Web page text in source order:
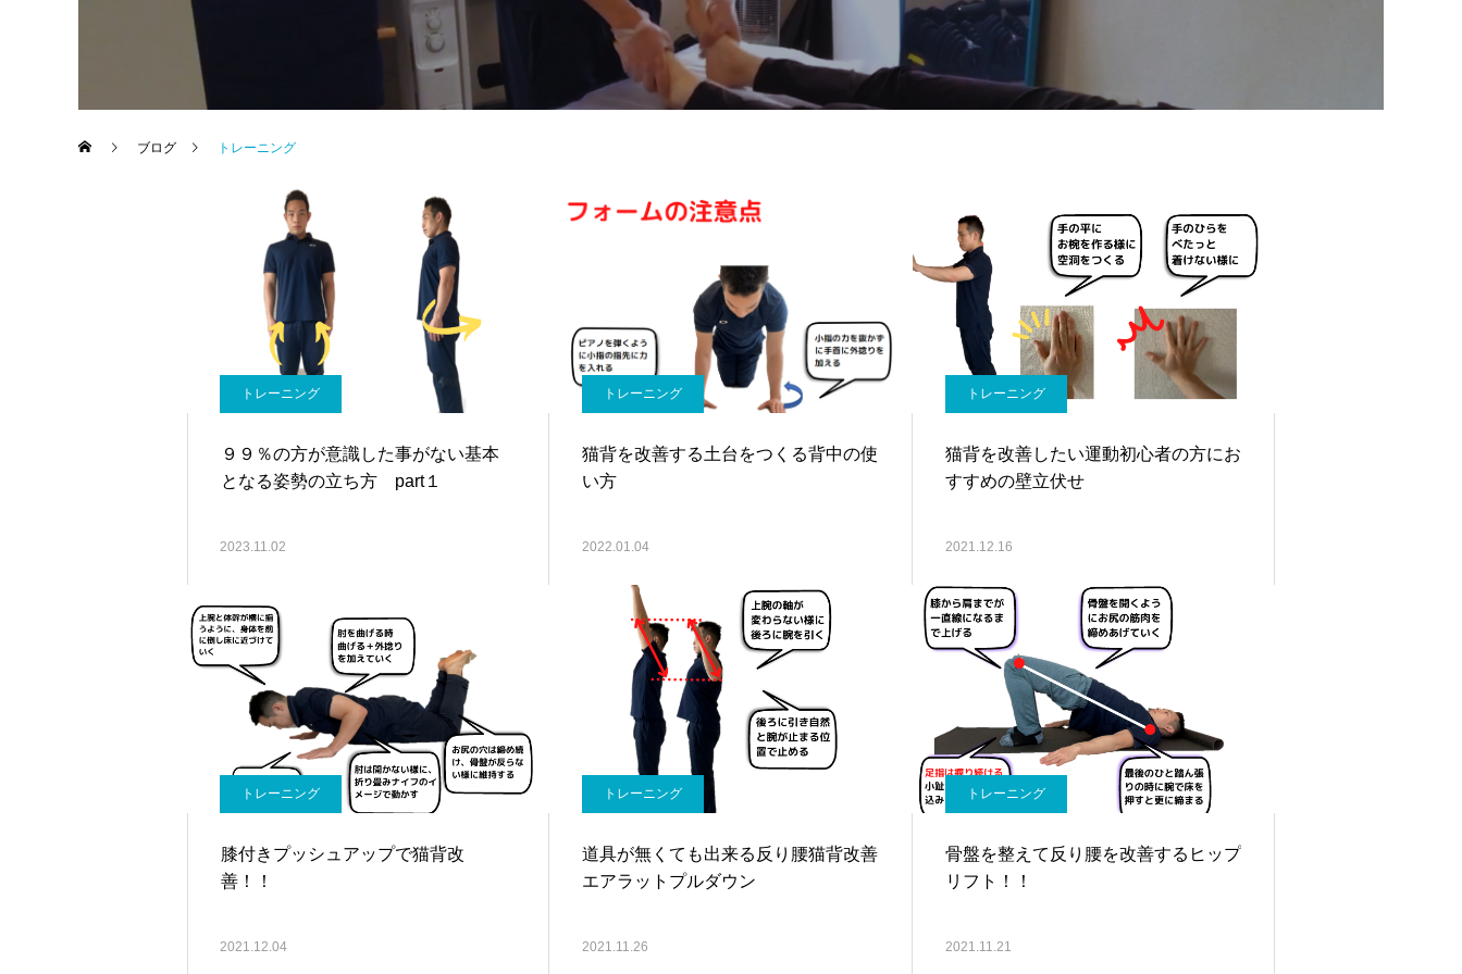
ブログ トレーニング
トレーニング
９９％の方が意識した事がない基本
となる姿勢の立ち方 part１
2023.11.02
トレーニング
猫背を改善する土台をつくる背中の使
い方
2022.01.04
トレーニング
猫背を改善したい運動初心者の方にお
すすめの壁立伏せ
2021.12.16
トレーニング
膝付きプッシュアップで猫背改
善！！
2021.12.04
トレーニング
道具が無くても出来る反り腰猫背改善
エアラットプルダウン
2021.11.26
トレーニング
骨盤を整えて反り腰を改善するヒップ
リフト！！
2021.11.21